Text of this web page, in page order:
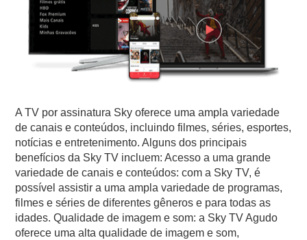
A TV por assinatura Sky oferece uma ampla variedade
de canais e conteúdos, incluindo filmes, séries, esportes,
notícias e entretenimento. Alguns dos principais
benefícios da Sky TV incluem: Acesso a uma grande
variedade de canais e conteúdos: com a Sky TV, é
possível assistir a uma ampla variedade de programas,
filmes e séries de diferentes gêneros e para todas as
idades. Qualidade de imagem e som: a Sky TV Agudo
oferece uma alta qualidade de imagem e som,